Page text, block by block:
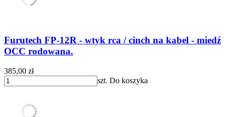
Furutech FP-12R - wtyk rca / cinch na kabel - miedź
OCC rodowana.
385,00 zł
szt. Do koszyka